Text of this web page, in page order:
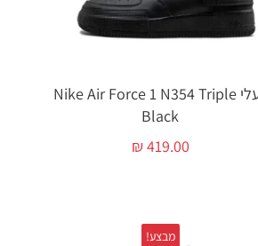
נעלי Nike Air Force 1 N354 Triple
Black
₪419.00
מבצע!